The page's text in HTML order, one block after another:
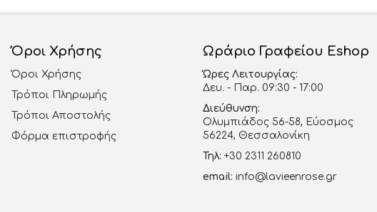
Όροι Χρήσης
Όροι Χρήσης
Τρόποι Πληρωμής
Τρόποι Αποστολής
Φόρμα επιστροφής
Ωράριο Γραφείου Eshop
Ώρες Λειτουργίας:
Δευ. - Παρ. 09:30 - 17:00
Διεύθυνση:
Ολυμπιάδος 56-58, Εύοσμος
56224, Θεσσαλονίκη
Τηλ: +30 2311 260810
email: info@lavieenrose.gr